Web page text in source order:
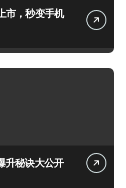
市，秒变手机
升秘诀大公开